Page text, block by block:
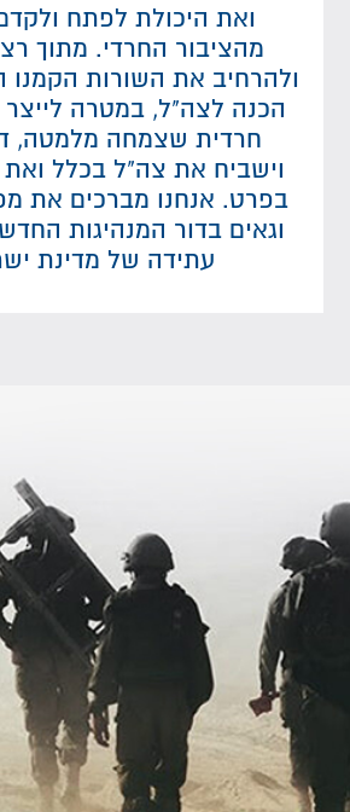
ואת היכולת לפתח
מהציבור החרדי. מתוך
ולהרחיב את השורות הקמנו
הכנה לצה"ל, במטרה לייצר
חרדית שצמחה מלמטה,
וישביח את צה"ל בכלל ואת
בפרט. אנחנו מברכים את
וגאים בדור המנהיגות
עתידה של מדינת